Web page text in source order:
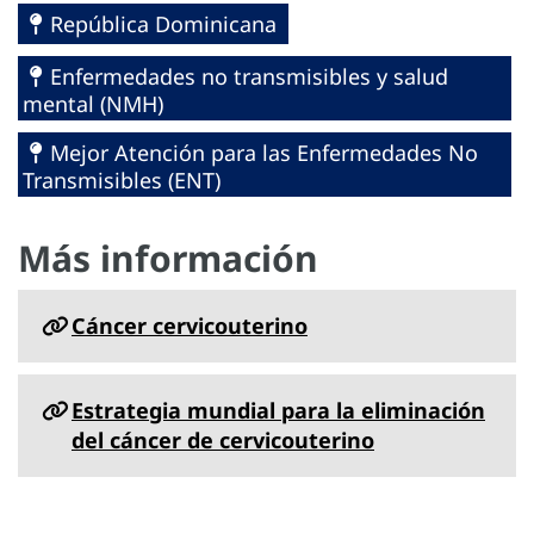
República Dominicana
Enfermedades no transmisibles y salud
mental (NMH)
Mejor Atención para las Enfermedades No
Transmisibles (ENT)
Más información
Cáncer cervicouterino
Estrategia mundial para la eliminación
del cáncer de cervicouterino